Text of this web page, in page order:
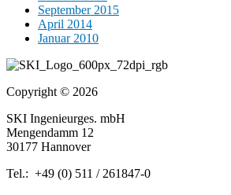
September 2015
April 2014
Januar 2010
Copyright © 2026
SKI Ingenieurges. mbH
Mengendamm 12
30177 Hannover
Tel.: +49 (0) 511 / 261847-0